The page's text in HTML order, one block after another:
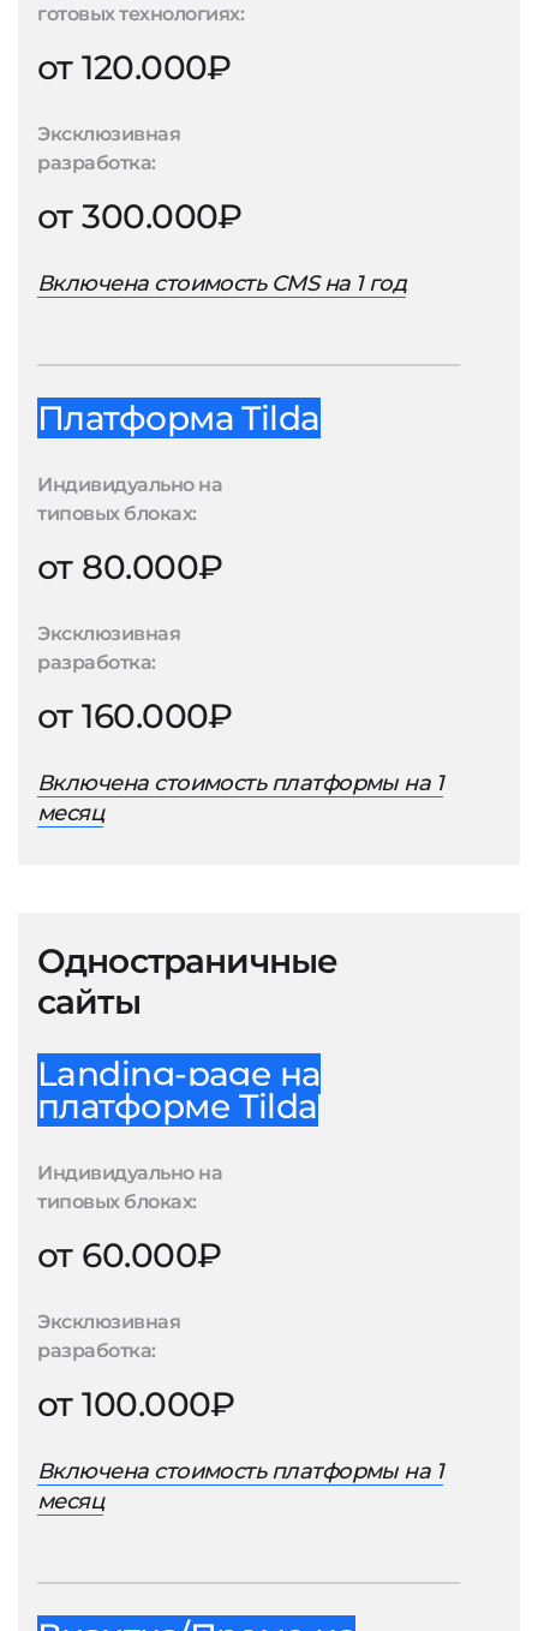
готовых технологиях:
от 120.000₽
Эксклюзивная
разработка:
от 300.000₽
Включена стоимость CMS на 1 год
Платформа Tilda
Индивидуально на
типовых блоках:
от 80.000₽
Эксклюзивная
разработка:
от 160.000₽
Включена стоимость платформы на 1
месяц
Одностраничные
сайты
Landing-page на
платформе Tilda
Индивидуально на
типовых блоках:
от 60.000₽
Эксклюзивная
разработка:
от 100.000₽
Включена стоимость платформы на 1
месяц